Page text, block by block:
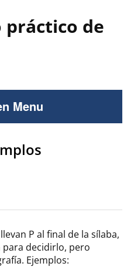
práctico de
Menu
P al final de la sílaba,
para decidirlo, pero
Ejemplos: